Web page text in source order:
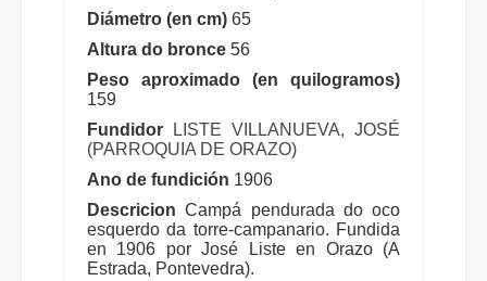
Diámetro (en cm) 65
Altura do bronce 56
Peso aproximado (en quilogramos)
159
Fundidor
LISTE VILLANUEVA, JOSÉ
(PARROQUIA DE ORAZO)
Ano de fundición 1906
Descricion Campá pendurada do oco
esquerdo da torre-campanario. Fundida
en 1906 por José Liste en Orazo (A
Estrada, Pontevedra).